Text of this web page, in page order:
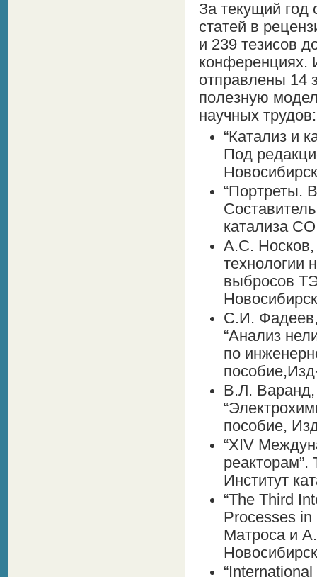
За текущий год
статей в
и 239 тезисов
конференциях.
отправлены 14
полезную
научных трудов:
“Катализ и
Под
“Портреты.
катализа
А.С.
выбросов
С.И.
“Анализ
по
В.Л. Варанд,
пособие,
“XIV
Институт
“The Third
Processes
Матроса и